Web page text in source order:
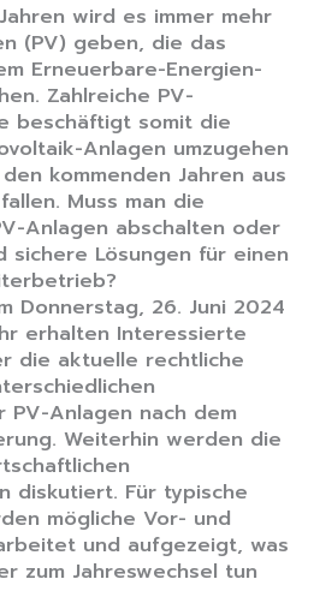
wird es immer mehr
(PV) geben, die das
Erneuerbare-Energien-
Zahlreiche PV-
beschäftigt somit die
Anlagen umzugehen
kommenden Jahren aus
Muss man die
Anlagen abschalten oder
sichere Lösungen für einen
Donnerstag, 26. Juni 2024
erhalten Interessierte
die aktuelle rechtliche
PV-Anlagen nach dem
Weiterhin werden die
diskutiert. Für typische
mögliche Vor- und
und aufgezeigt, was
zum Jahreswechsel tun